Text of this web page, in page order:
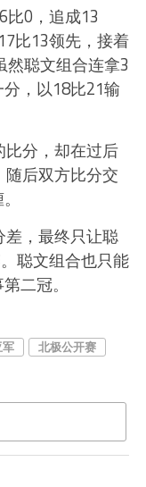
比0，追成13
比13领先，接着
聪文组合连拿3
，以18比21输
分，却在过后
后双方比分交
，最终只让聪
聪文组合也只能
二冠。
北极公开赛